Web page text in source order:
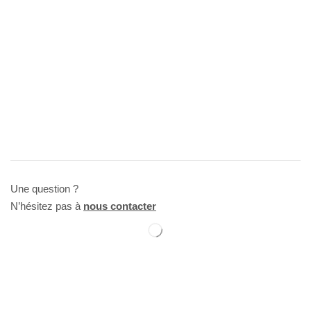
Une question ?
N’hésitez pas à nous contacter